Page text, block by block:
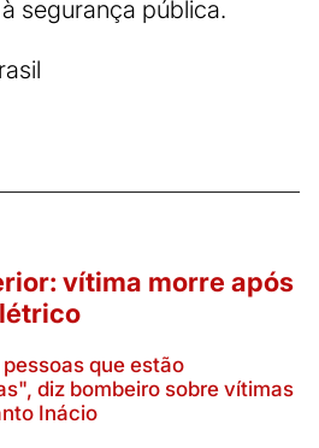
segurança pública.
vítima morre após
que estão
diz bombeiro sobre vítimas
Inácio